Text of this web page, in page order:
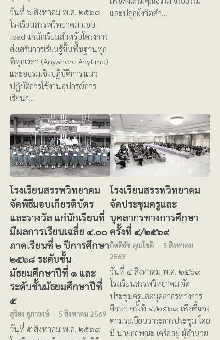
วันที่ ๖ สิงหาคม พ.ศ. ๒๕๖๙
โรงเรียนสรรพวิทยาคม มอบ
Ipad แก่นักเรียนสำหรับโครงการ
ส่งเสริมการเรียนรู้ขั้นพื้นฐานทุก
ที่ทุกเวลา (Anywhere Anytime)
และอบรมเชิงปฏิบัติการ แนว
ปฏิบัติการใช้งานอุปกรณ์การ
เรียนก…
และปลูกฝังจิตสำ…
โรงเรียนสรรพวิทยาคม
จัดพิธีมอบเกียรติบัตร
และรางวัล แก่นักเรียนที่
มีผลการเรียนเฉลี่ย ๔.๐๐
ภาคเรียนที่ ๒ ปีการศึกษา
๒๕๖๘ ระดับชั้น
มัธยมศึกษาปีที่ ๑ และ
ระดับชั้นมัธยมศึกษาปีที่
๕
สุริยง สุภาวงษ์ 5 สิงหาคม 2569
วันที่ ๕ สิงหาคม พ.ศ. ๒๕๖๙
โรงเรียนสรรพวิทยาคม
จัดประชุมครูและ
บุคลากรทางการศึกษา
ครั้งที่ ๔/๒๕๖๙
กิตติธัช คุณโชติ
5 สิงหาคม
2569
วันที่ ๔ สิงหาคม พ.ศ. ๒๕๖๙
โรงเรียนสรรพวิทยาคม จัด
ประชุมครูและบุคลากรทางการ
ศึกษา ครั้งที่ ๔/๒๕๖๙ เพื่อชี้แจง
ตามระเบียบวาระการประชุม โดย
มี นายกฤษณะ เครืออยู่ ผู้อำนวย